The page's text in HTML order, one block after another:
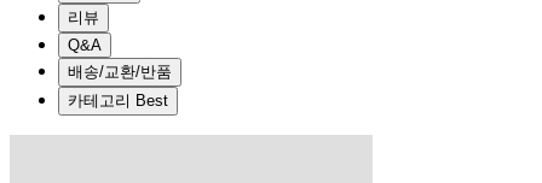
리뷰
Q&A
배송/교환/반품
카테고리 Best